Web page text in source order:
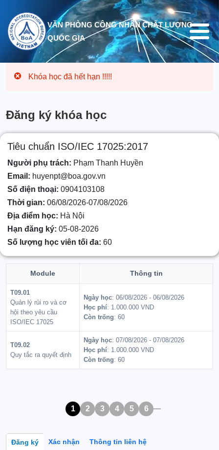
Nhảy đến nội dung
VĂN PHÒNG CÔNG NHẬN CHẤT LƯỢNG
QUỐC GIA
Khóa học đã hết hạn !!!!!
Đăng ký khóa học
Tiêu chuẩn ISO/IEC 17025:2017
Người phụ trách: Phạm Thanh Huyền
Email: huyenpt@boa.gov.vn
Số điện thoại: 0904103108
Thời gian: 06/08/2026-07/08/2026
Địa điểm học: Hà Nội
Hạn đăng ký: 05-08-2026
Số lượng học viên tối đa: 60
Module Thông tin
T09.01
Quản lý rủi ro và cơ
hội theo yêu cầu
ISO/IEC 17025
Ngày học: 06/08/2026 - 06/08/2026
Học phí: 1.000.000 VND
Còn trống: 60
T09.02
Quy tắc ra quyết định
Ngày học: 07/08/2026 - 07/08/2026
Học phí: 1.000.000 VND
Còn trống: 60
1 2 3 4 5 6
Đăng ký
Xác nhận Thông tin liên hệ